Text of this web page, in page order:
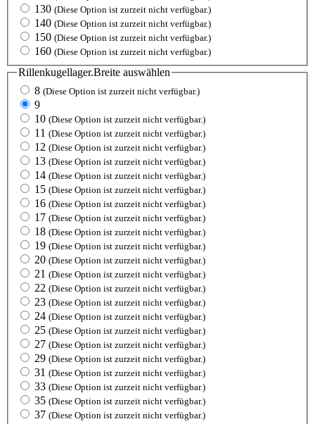
130 (Diese Option ist zurzeit nicht verfügbar.)
140 (Diese Option ist zurzeit nicht verfügbar.)
150 (Diese Option ist zurzeit nicht verfügbar.)
160 (Diese Option ist zurzeit nicht verfügbar.)
Rillenkugellager.Breite auswählen
8 (Diese Option ist zurzeit nicht verfügbar.)
9
10 (Diese Option ist zurzeit nicht verfügbar.)
11 (Diese Option ist zurzeit nicht verfügbar.)
12 (Diese Option ist zurzeit nicht verfügbar.)
13 (Diese Option ist zurzeit nicht verfügbar.)
14 (Diese Option ist zurzeit nicht verfügbar.)
15 (Diese Option ist zurzeit nicht verfügbar.)
16 (Diese Option ist zurzeit nicht verfügbar.)
17 (Diese Option ist zurzeit nicht verfügbar.)
18 (Diese Option ist zurzeit nicht verfügbar.)
19 (Diese Option ist zurzeit nicht verfügbar.)
20 (Diese Option ist zurzeit nicht verfügbar.)
21 (Diese Option ist zurzeit nicht verfügbar.)
22 (Diese Option ist zurzeit nicht verfügbar.)
23 (Diese Option ist zurzeit nicht verfügbar.)
24 (Diese Option ist zurzeit nicht verfügbar.)
25 (Diese Option ist zurzeit nicht verfügbar.)
27 (Diese Option ist zurzeit nicht verfügbar.)
29 (Diese Option ist zurzeit nicht verfügbar.)
31 (Diese Option ist zurzeit nicht verfügbar.)
33 (Diese Option ist zurzeit nicht verfügbar.)
35 (Diese Option ist zurzeit nicht verfügbar.)
37 (Diese Option ist zurzeit nicht verfügbar.)